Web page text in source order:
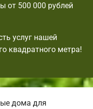
от 500 000 рублей
услуг нашей
квадратного метра!
дома для